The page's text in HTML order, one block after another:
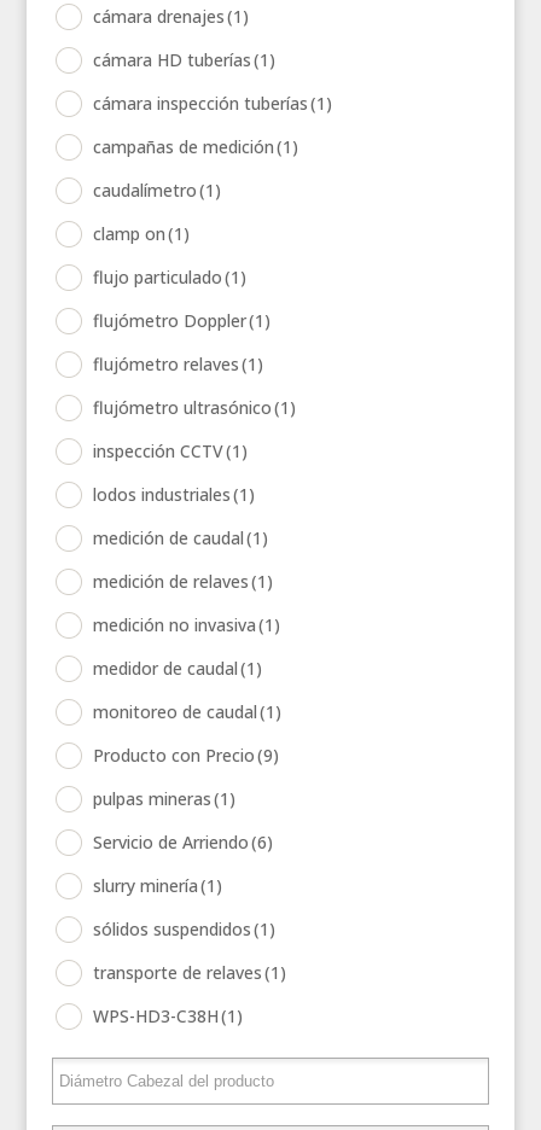
cámara drenajes(1)
cámara HD tuberías(1)
cámara inspección tuberías(1)
campañas de medición(1)
caudalímetro(1)
clamp on(1)
flujo particulado(1)
flujómetro Doppler(1)
flujómetro relaves(1)
flujómetro ultrasónico(1)
inspección CCTV(1)
lodos industriales(1)
medición de caudal(1)
medición de relaves(1)
medición no invasiva(1)
medidor de caudal(1)
monitoreo de caudal(1)
Producto con Precio(9)
pulpas mineras(1)
Servicio de Arriendo(6)
slurry minería(1)
sólidos suspendidos(1)
transporte de relaves(1)
WPS-HD3-C38H(1)